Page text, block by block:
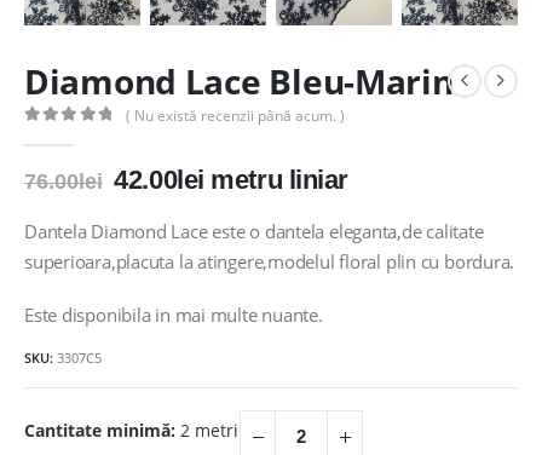
Diamond Lace Bleu-Marin
( Nu există recenzii până acum. )
76.00lei Prețul
a
fost:
42.00leiPrețul
este:
42.00lei.
metru liniar
Dantela Diamond Lace este o dantela eleganta,de calitate
superioara,placuta la atingere,modelul floral plin cu bordura.
Este disponibila in mai multe nuante.
SKU: 3307C5
Cantitate minimă: 2 metri